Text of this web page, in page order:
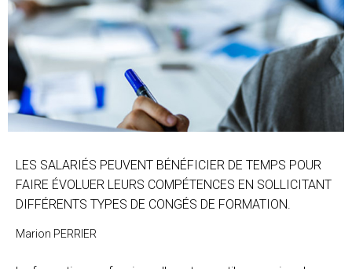
LES SALARIÉS PEUVENT BÉNÉFICIER DE TEMPS POUR
FAIRE ÉVOLUER LEURS COMPÉTENCES EN SOLLICITANT
DIFFÉRENTS TYPES DE CONGÉS DE FORMATION.
Marion PERRIER